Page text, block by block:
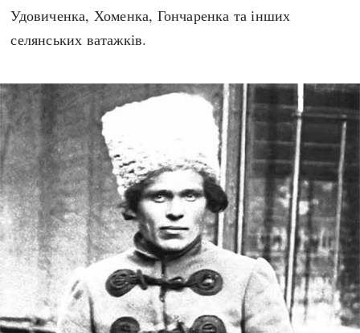
Удовиченка, Хоменка, Гончаренка та інших
селянських ватажків.